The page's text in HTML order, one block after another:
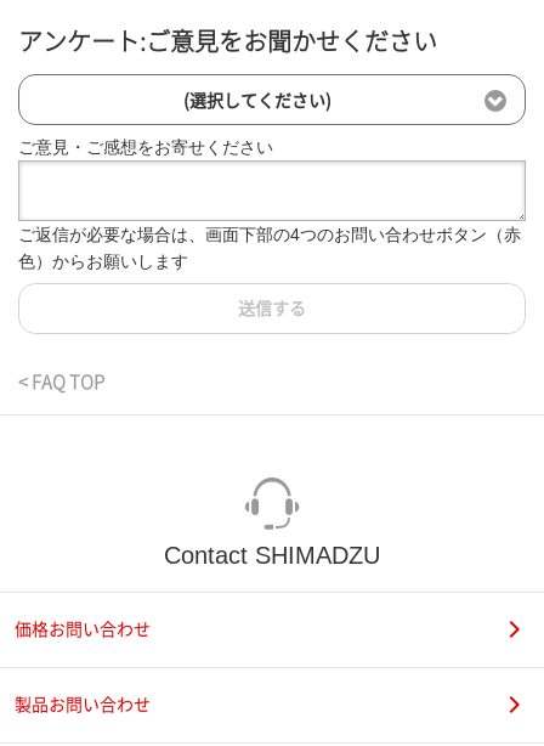
アンケート:ご意見をお聞かせください
(選択してください)
ご意見・ご感想をお寄せください
ご返信が必要な場合は、画面下部の4つのお問い合わせボタン（赤
色）からお願いします
送信する
< FAQ TOP
Contact SHIMADZU
価格お問い合わせ
製品お問い合わせ